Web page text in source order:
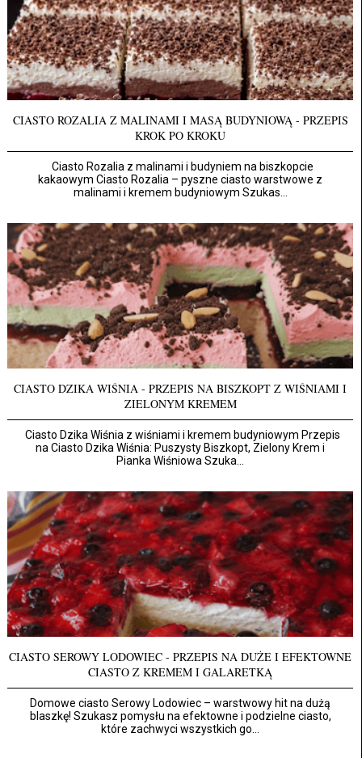
CIASTO ROZALIA Z MALINAMI I MASĄ BUDYNIOWĄ - PRZEPIS
KROK PO KROKU
Ciasto Rozalia z malinami i budyniem na biszkopcie
kakaowym Ciasto Rozalia – pyszne ciasto warstwowe z
malinami i kremem budyniowym Szukas...
CIASTO DZIKA WIŚNIA - PRZEPIS NA BISZKOPT Z WIŚNIAMI I
ZIELONYM KREMEM
Ciasto Dzika Wiśnia z wiśniami i kremem budyniowym Przepis
na Ciasto Dzika Wiśnia: Puszysty Biszkopt, Zielony Krem i
Pianka Wiśniowa Szuka...
CIASTO SEROWY LODOWIEC - PRZEPIS NA DUŻE I EFEKTOWNE
CIASTO Z KREMEM I GALARETKĄ
Domowe ciasto Serowy Lodowiec – warstwowy hit na dużą
blaszkę! Szukasz pomysłu na efektowne i podzielne ciasto,
które zachwyci wszystkich go...